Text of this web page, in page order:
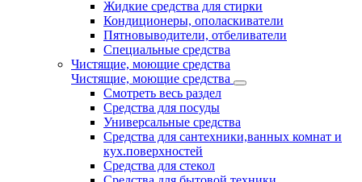
Жидкие средства для стирки
Кондиционеры, ополаскиватели
Пятновыводители, отбеливатели
Специальные средства
Чистящие, моющие средства
Чистящие, моющие средства
Смотреть весь раздел
Средства для посуды
Универсальные средства
Средства для сантехники,ванных комнат и
кух.поверхностей
Средства для стекол